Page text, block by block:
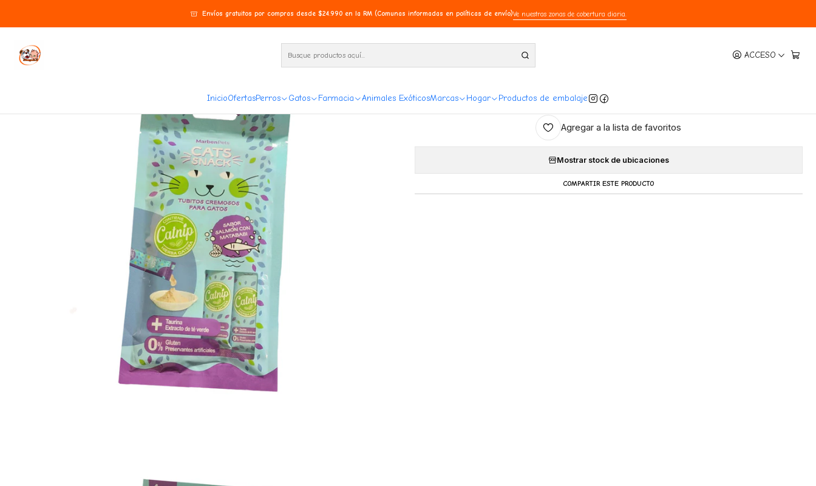
ACCESO
InicioOfertasPerros Gatos Farmacia Animales ExóticosMarcas Hogar Productos de embalaje
Envíos gratuitos por compras desde $24.990 en la RM (Comunas informadas en políticas de envío)Ve nuestras zonas de cobertura diaria.
Cat Snack Cremoso Salmón y Matatabi 15Gr
Cat Snack Cremoso Salmón y Matatabi 15Gr
Cantidad
Agregar Al Carro
Agregar a la lista de favoritos
Mostrar stock de ubicaciones
COMPARTIR ESTE PRODUCTO